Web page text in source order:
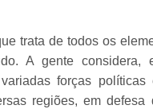
trata de todos os
A gente
forças
regiões, em